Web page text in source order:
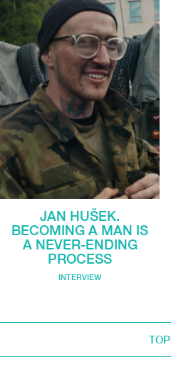
JAN HUŠEK.
BECOMING A MAN IS
A NEVER-ENDING
PROCESS
INTERVIEW
TOP